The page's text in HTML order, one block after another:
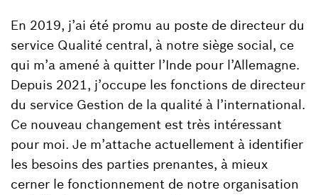
En 2019, j’ai été promu au poste de directeur du
service Qualité central, à notre siège social, ce
qui m’a amené à quitter l’Inde pour l’Allemagne.
Depuis 2021, j’occupe les fonctions de directeur
du service Gestion de la qualité à l’international.
Ce nouveau changement est très intéressant
pour moi. Je m’attache actuellement à identifier
les besoins des parties prenantes, à mieux
cerner le fonctionnement de notre organisation